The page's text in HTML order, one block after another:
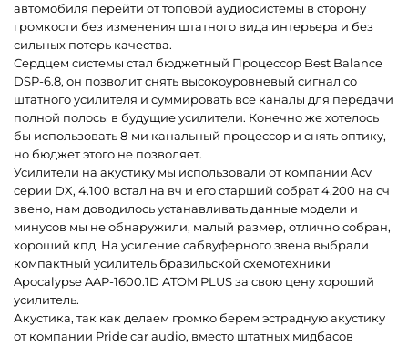
автомобиля перейти от топовой аудиосистемы в сторону
громкости без изменения штатного вида интерьера и без
сильных потерь качества.
Сердцем системы стал бюджетный Процессор Best Balance
DSP-6.8, он позволит снять высокоуровневый сигнал со
штатного усилителя и суммировать все каналы для передачи
полной полосы в будущие усилители. Конечно же хотелось
бы использовать 8‐ми канальный процессор и снять оптику,
но бюджет этого не позволяет.
Усилители на акустику мы использовали от компании Acv
серии DX, 4.100 встал на вч и его старший собрат 4.200 на сч
звено, нам доводилось устанавливать данные модели и
минусов мы не обнаружили, малый размер, отлично собран,
хороший кпд. На усиление сабвуферного звена выбрали
компактный усилитель бразильской схемотехники
Apocalypse AAP-1600.1D ATOM PLUS за свою цену хороший
усилитель.
Акустика, так как делаем громко берем эстрадную акустику
от компании Pride car audio, вместо штатных мидбасов